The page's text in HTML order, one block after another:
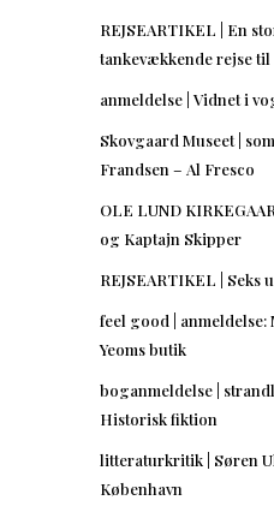
REJSEARTIKEL | En
tankevækkende rejse
anmeldelse | Vidnet i
Skovgaard Museet |
Frandsen – Al Fresco
OLE LUND
og Kaptajn Skipper
REJSEARTIKEL |
feel good |
Yeoms butik
boganmeldelse |
Historisk fiktion
litteraturkritik | Søren
København